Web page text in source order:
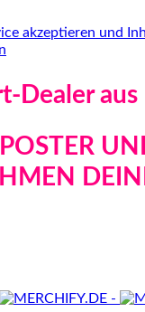
akzeptieren und
Dealer